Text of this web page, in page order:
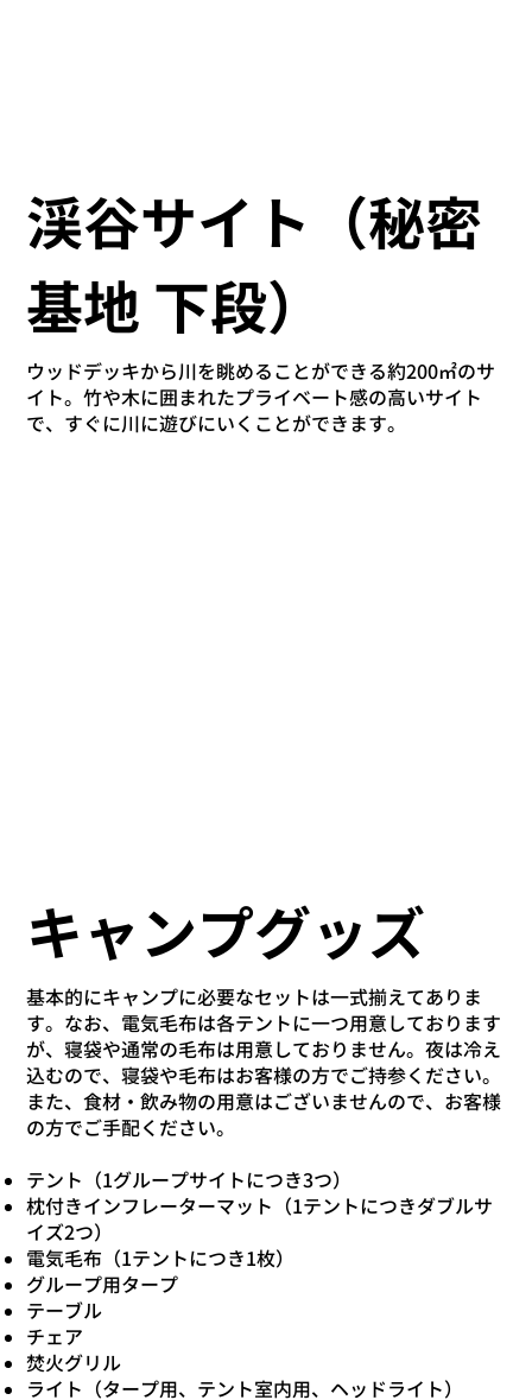
渓谷サイト（秘密
基地 下段）
ウッドデッキから川を眺めることができる約200㎡のサ
イト。竹や木に囲まれたプライベート感の高いサイト
で、すぐに川に遊びにいくことができます。
キャンプグッズ
基本的にキャンプに必要なセットは一式揃えてありま
す。なお、電気毛布は各テントに一つ用意しております
が、寝袋や通常の毛布は用意しておりません。夜は冷え
込むので、寝袋や毛布はお客様の方でご持参ください。
また、食材・飲み物の用意はございませんので、お客様
の方でご手配ください。
テント（1グループサイトにつき3つ）
枕付きインフレーターマット（1テントにつきダブルサ
イズ2つ）
​電気毛布（1テントにつき1枚）
グループ用タープ
テーブル
チェア
焚火グリル
ライト（タープ用、テント室内用、ヘッドライト）